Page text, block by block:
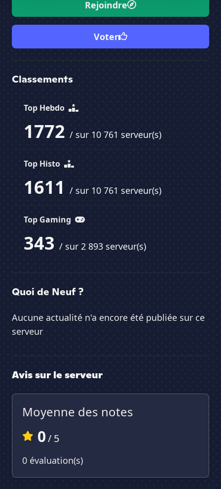
Rejoindre
Voter
Classements
Top Hebdo
1772 / sur 10 761 serveur(s)
Top Histo
1611 / sur 10 761 serveur(s)
Top Gaming
343 / sur 2 893 serveur(s)
Quoi de Neuf ?
Aucune actualité n'a encore été publiée sur ce
serveur
Avis sur le serveur
Moyenne des notes
0/ 5
0 évaluation(s)